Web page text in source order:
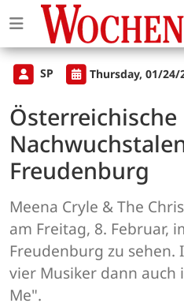
SP Thursday, 01/24/
Österreichische
Freudenburg
Meena Cryle & The
am Freitag, 8. Februar,
Freudenburg zu sehen.
vier Musiker dann auch
Me".